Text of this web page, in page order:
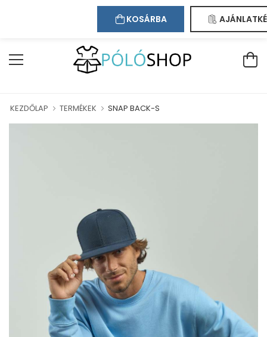
Kapcsolat Regisztráció
KEZDŐLAP TERMÉKEK SNAP BACK-S
KOSÁRBA